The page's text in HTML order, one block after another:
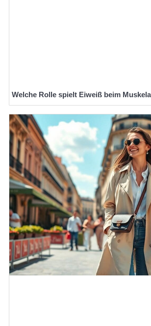
Welche Rolle spielt Eiweiß beim